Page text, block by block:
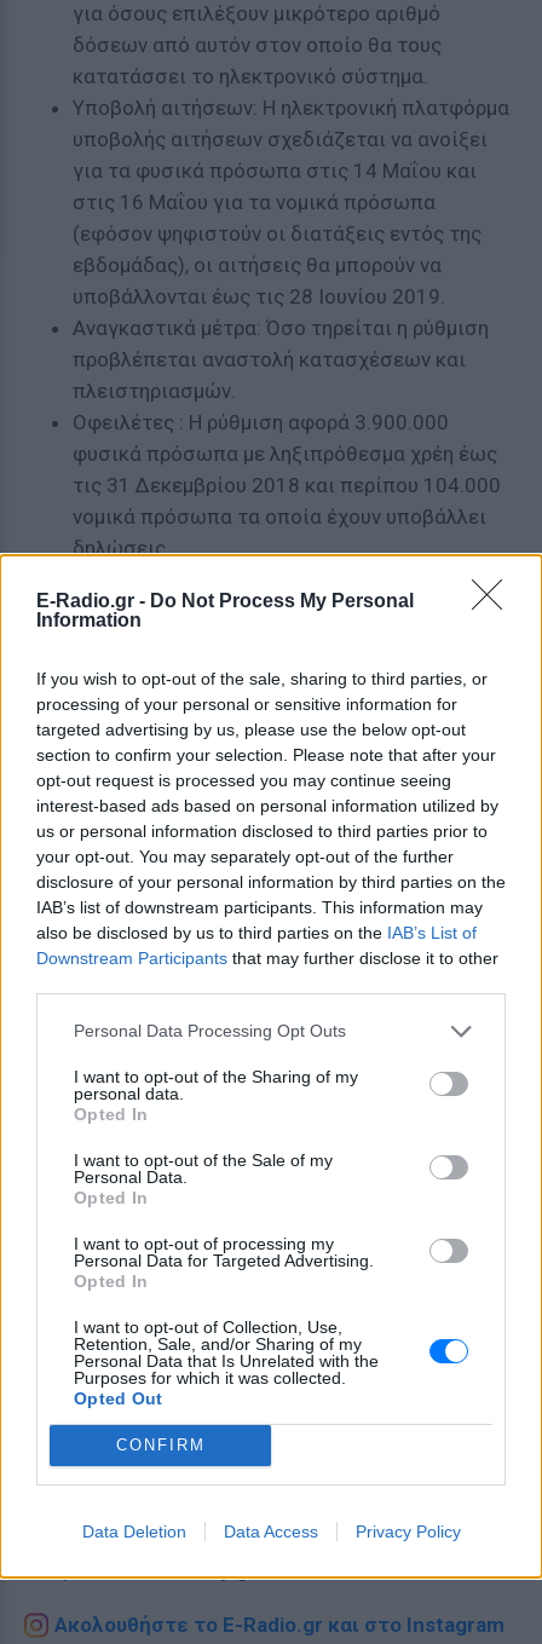
E-Radio.gr - Do Not Process My Personal
Information
If you wish to opt-out of the sale, sharing to third parties, or
processing of your personal or sensitive information for
targeted advertising by us, please use the below opt-out
section to confirm your selection. Please note that after your
opt-out request is processed you may continue seeing
interest-based ads based on personal information utilized by
us or personal information disclosed to third parties prior to
your opt-out. You may separately opt-out of the further
disclosure of your personal information by third parties on the
IAB’s list of downstream participants. This information may
also be disclosed by us to third parties on the IAB’s List of
Downstream Participants that may further disclose it to other
Personal Data Processing Opt Outs
I want to opt-out of the Sharing of my
personal data.
Opted In
I want to opt-out of the Sale of my
Personal Data.
Opted In
I want to opt-out of processing my
Personal Data for Targeted Advertising.
Opted In
I want to opt-out of Collection, Use,
Retention, Sale, and/or Sharing of my
Personal Data that Is Unrelated with the
Purposes for which it was collected.
Opted Out
CONFIRM
Data Deletion Data Access Privacy Policy
για όσους επιλέξουν μικρότερο αριθμό
δόσεων από αυτόν στον οποίο θα τους
κατατάσσει το ηλεκτρονικό σύστημα.
Υποβολή αιτήσεων: Η ηλεκτρονική πλατφόρμα
υποβολής αιτήσεων σχεδιάζεται να ανοίξει
για τα φυσικά πρόσωπα στις 14 Μαΐου και
στις 16 Μαΐου για τα νομικά πρόσωπα
(εφόσον ψηφιστούν οι διατάξεις εντός της
εβδομάδας), οι αιτήσεις θα μπορούν να
υποβάλλονται έως τις 28 Ιουνίου 2019.
Αναγκαστικά μέτρα: Όσο τηρείται η ρύθμιση
προβλέπεται αναστολή κατασχέσεων και
πλειστηριασμών.
Οφειλέτες : Η ρύθμιση αφορά 3.900.000
φυσικά πρόσωπα με ληξιπρόθεσμα χρέη έως
τις 31 Δεκεμβρίου 2018 και περίπου 104.000
νομικά πρόσωπα τα οποία έχουν υποβάλλει
δηλώσεις.
εξωδικαστικό μηχανισμό δεν μπορούν να
Οφειλές που ρυθμίζονται: Στη ρύθμιση
μπορούν να ενταχθούν όλες οι ληξιπρόθεσμες
υποχρεώσεις προς την εφορία έως τις 31
Δεκεμβρίου 2018.
ΔΙΑΦΗΜΙΣΗ
Ακολουθήστε το E-Radio.gr στο
και μάθετε πρώτοιτα πιο hot νέα.
Για ακόμη περισσότερανέα, μπείτε στηνροή
ειδήσεωντου E-Daily.gr
Ακολουθήστε το E-Radio.gr και στο Instagram